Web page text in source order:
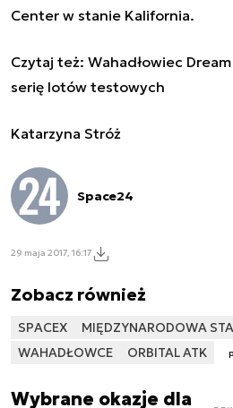
Center w stanie Kalifornia.
Czytaj też: Wahadłowiec
serię lotów testowych
Katarzyna Stróż
Space24
29 maja 2017, 16:17
Zobacz również
SPACEX
MIĘDZYNARODOWA
WAHADŁOWCE
ORBITAL ATK
Wybrane okazje dla